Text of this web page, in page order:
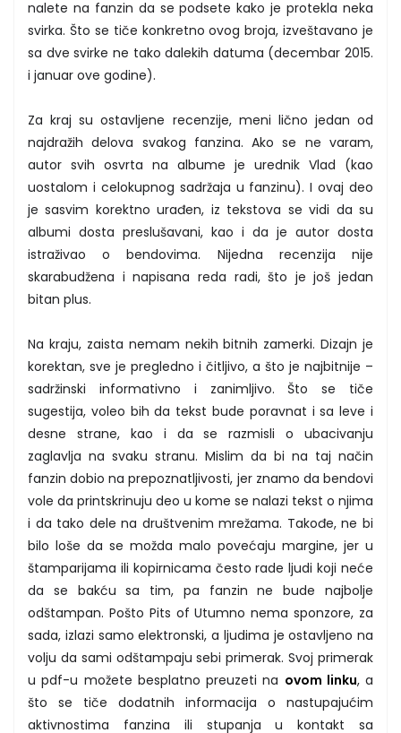
nalete na fanzin da se podsete kako je protekla neka
svirka. Što se tiče konkretno ovog broja, izveštavano je
sa dve svirke ne tako dalekih datuma (decembar 2015.
i januar ove godine).
Za kraj su ostavljene recenzije, meni lično jedan od
najdražih delova svakog fanzina. Ako se ne varam,
autor svih osvrta na albume je urednik Vlad (kao
uostalom i celokupnog sadržaja u fanzinu). I ovaj deo
je sasvim korektno urađen, iz tekstova se vidi da su
albumi dosta preslušavani, kao i da je autor dosta
istraživao o bendovima. Nijedna recenzija nije
skarabudžena i napisana reda radi, što je još jedan
bitan plus.
Na kraju, zaista nemam nekih bitnih zamerki. Dizajn je
korektan, sve je pregledno i čitljivo, a što je najbitnije –
sadržinski informativno i zanimljivo. Što se tiče
sugestija, voleo bih da tekst bude poravnat i sa leve i
desne strane, kao i da se razmisli o ubacivanju
zaglavlja na svaku stranu. Mislim da bi na taj način
fanzin dobio na prepoznatljivosti, jer znamo da bendovi
vole da printskrinuju deo u kome se nalazi tekst o njima
i da tako dele na društvenim mrežama. Takođe, ne bi
bilo loše da se možda malo povećaju margine, jer u
štamparijama ili kopirnicama često rade ljudi koji neće
da se bakću sa tim, pa fanzin ne bude najbolje
odštampan. Pošto Pits of Utumno nema sponzore, za
sada, izlazi samo elektronski, a ljudima je ostavljeno na
volju da sami odštampaju sebi primerak. Svoj primerak
u pdf-u možete besplatno preuzeti na ovom linku, a
što se tiče dodatnih informacija o nastupajućim
aktivnostima fanzina ili stupanja u kontakt sa